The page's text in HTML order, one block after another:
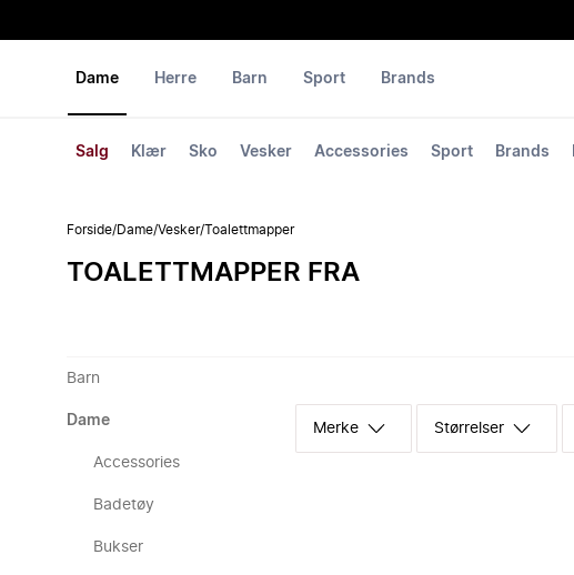
Dame
Salg Klær Sko Vesker Accessories Sport Brands
Herre Barn Sport Brands
Forside/Dame/Vesker/Toalettmapper
TOALETTMAPPER FRA
Barn
Dame
Accessories
Badetøy
Bukser
Merke Størrelser